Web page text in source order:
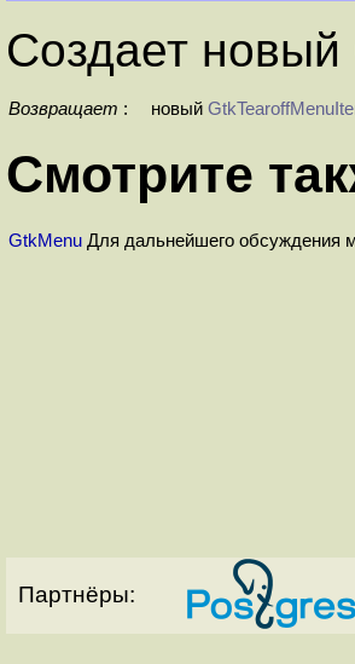
Создает новый
Возвращает : новый
Смотрите
GtkMenu Для дальнейшего обсуждения
Партнёры: